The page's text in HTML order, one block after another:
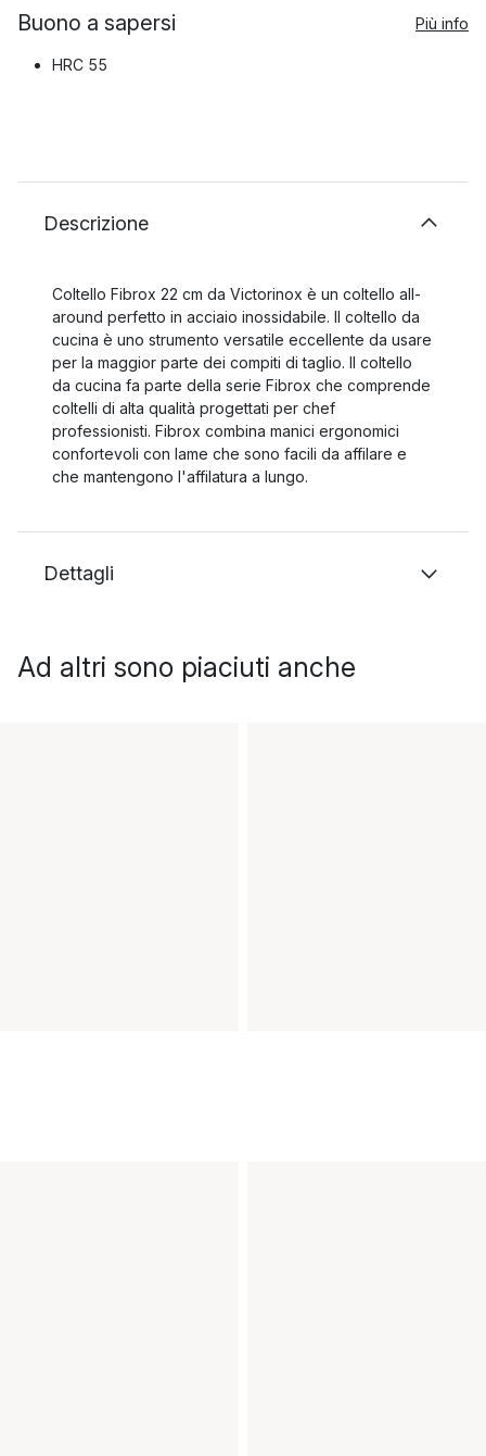
Buono a sapersi Più info
HRC 55
Descrizione
Coltello Fibrox 22 cm da Victorinox è un coltello all-
around perfetto in acciaio inossidabile. Il coltello da
cucina è uno strumento versatile eccellente da usare
per la maggior parte dei compiti di taglio. Il coltello
da cucina fa parte della serie Fibrox che comprende
coltelli di alta qualità progettati per chef
professionisti. Fibrox combina manici ergonomici
confortevoli con lame che sono facili da affilare e
che mantengono l'affilatura a lungo.
Dettagli
Ad altri sono piaciuti anche